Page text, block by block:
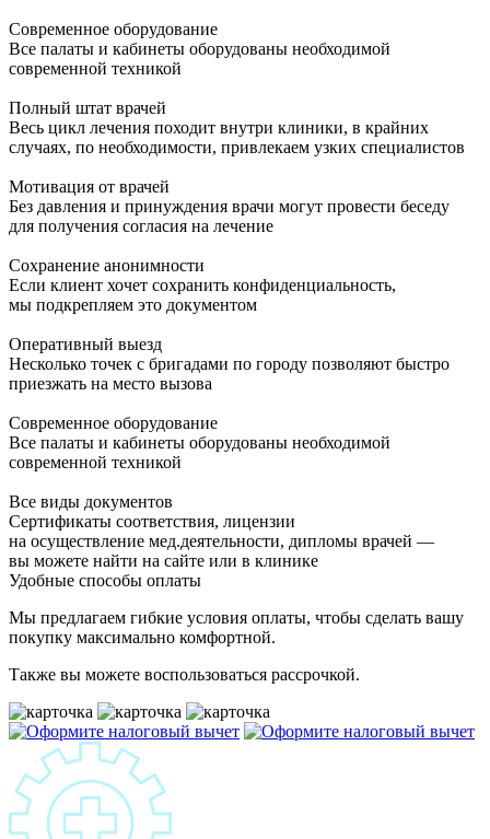
Современное оборудование
Все палаты и кабинеты оборудованы необходимой
современной техникой
Полный штат врачей
Весь цикл лечения походит внутри клиники, в крайних
случаях, по необходимости, привлекаем узких специалистов
Мотивация от врачей
Без давления и принуждения врачи могут провести беседу
для получения согласия на лечение
Сохранение анонимности
Если клиент хочет сохранить конфиденциальность,
мы подкрепляем это документом
Оперативный выезд
Несколько точек с бригадами по городу позволяют быстро
приезжать на место вызова
Современное оборудование
Все палаты и кабинеты оборудованы необходимой
современной техникой
Все виды документов
Сертификаты соответствия, лицензии
на осуществление мед.деятельности, дипломы врачей —
вы можете найти на сайте или в клинике
Удобные способы оплаты
Мы предлагаем гибкие условия оплаты, чтобы сделать вашу
покупку максимально комфортной.
Также вы можете воспользоваться рассрочкой.